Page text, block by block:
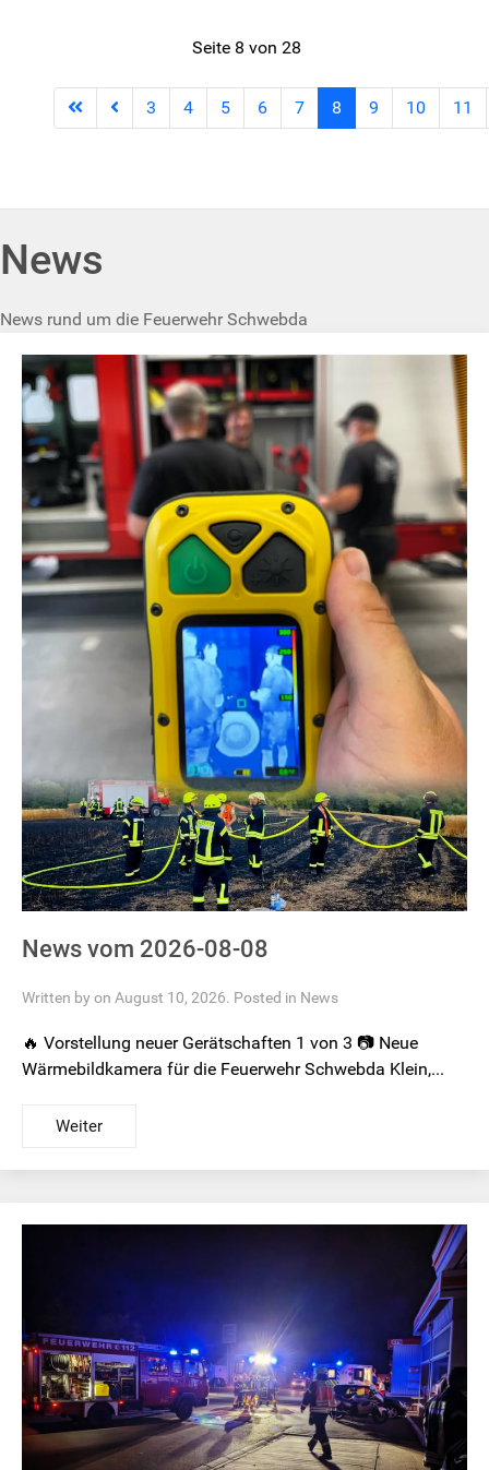
Seite 8 von 28
3 4 5 6 7 8 9 10 11
News
News rund um die Feuerwehr Schwebda
News vom 2026-08-08
Written by on August 10, 2026. Posted in News
🔥 Vorstellung neuer Gerätschaften 1 von 3 📷 Neue
Wärmebildkamera für die Feuerwehr Schwebda Klein,...
Weiter